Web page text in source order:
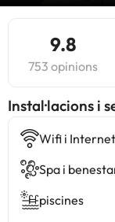
9.8
753 opinions
Instal·lacions i
Wifi i Internet
Spa i
piscines